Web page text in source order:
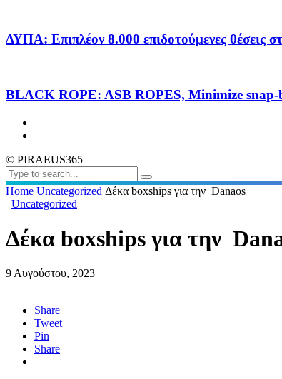
ΔΥΠΑ: Επιπλέον 8.000 επιδοτούμενες θέσεις
BLACK ROPE: ASB ROPES, Minimize snap-
© PIRAEUS365
Home Uncategorized Δέκα boxships για την Danaos
Uncategorized
Δέκα boxships για την
9 Αυγούστου, 2023
Share
Tweet
Pin
Share